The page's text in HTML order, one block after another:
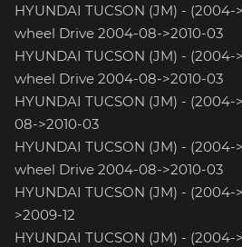
HYUNDAI TUCSON (JM) - (2004-
wheel Drive 2004-08->2010-03
HYUNDAI TUCSON (JM) - (2004-
wheel Drive 2004-08->2010-03
HYUNDAI TUCSON (JM) - (2004-
08->2010-03
HYUNDAI TUCSON (JM) - (2004-
wheel Drive 2004-08->2010-03
HYUNDAI TUCSON (JM) - (2004-
>2009-12
HYUNDAI TUCSON (JM) - (2004-